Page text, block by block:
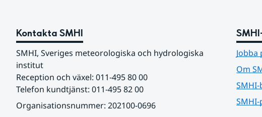
Kontakta SMHI
SMHI, Sveriges meteorologiska och hydrologiska
institut
Reception och växel: 011-495 80 00
Telefon kundtjänst: 011-495 82 00
Organisationsnummer: 202100-0696
Jobba
Om